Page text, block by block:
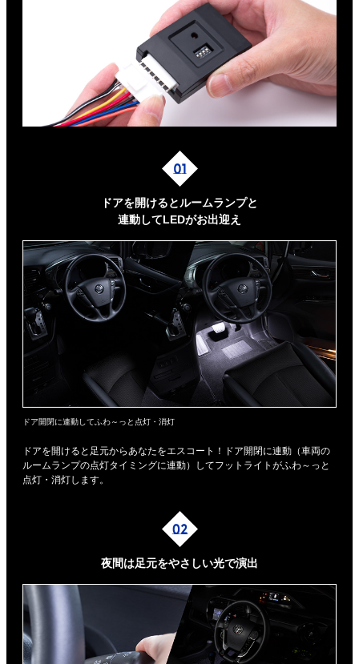
ドアを開けるとルームランプと
連動してLEDがお出迎え
ドア開閉に連動してふわ～っと点灯・消灯
ドアを開けると足元からあなたをエスコート！ドア開閉に連動（車両の
ルームランプの点灯タイミングに連動）してフットライトがふわ～っと
点灯・消灯します。
夜間は足元をやさしい光で演出